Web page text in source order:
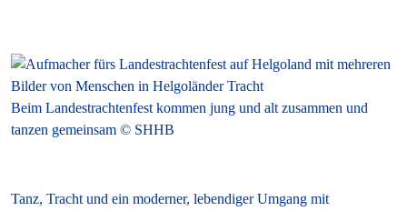
Beim Landestrachtenfest kommen jung und alt zusammen und
tanzen gemeinsam © SHHB
Tanz, Tracht und ein moderner, lebendiger Umgang mit